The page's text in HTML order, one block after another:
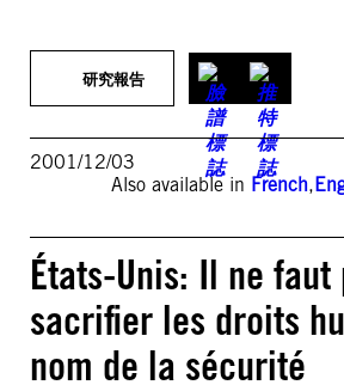
研究報告
2001/12/03
Also available in French,
États-Unis: Il ne faut
sacrifier les droits
nom de la sécurité